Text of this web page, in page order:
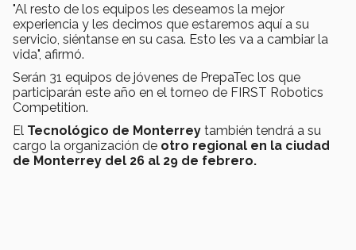
"Al resto de los equipos les deseamos la mejor
experiencia y les decimos que estaremos aquí a su
servicio, siéntanse en su casa. Esto les va a cambiar la
vida", afirmó.
Serán 31 equipos de jóvenes de PrepaTec los que
participarán este año en el torneo de FIRST Robotics
Competition.
El Tecnológico de Monterrey también tendrá a su
cargo la organización de otro regional en la ciudad
de Monterrey del 26 al 29 de febrero.